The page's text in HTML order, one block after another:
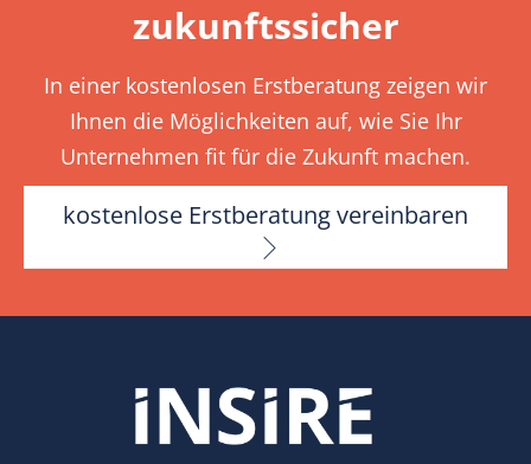
zukunftssicher
In einer kostenlosen Erstberatung zeigen wir
Ihnen die Möglichkeiten auf, wie Sie Ihr
Unternehmen fit für die Zukunft machen.
kostenlose Erstberatung vereinbaren